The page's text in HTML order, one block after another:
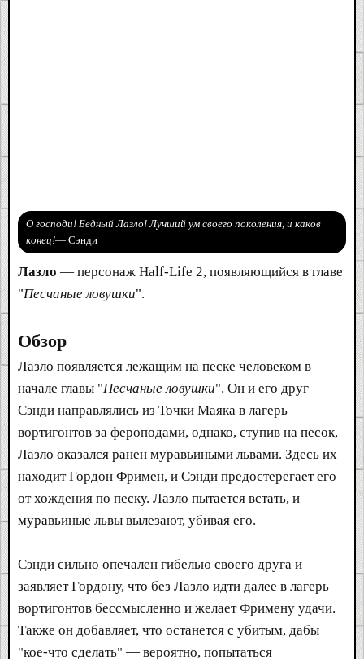
О господи! Бедный Лазло! Лучший ум своего поколения, и каков
конец!— Сэнди
Лазло — персонаж Half-Life 2, появляющийся в главе
"Песчаные ловушки".
Обзор
Лазло появляется лежащим на песке человеком в
начале главы "Песчаные ловушки". Он и его друг
Сэнди направлялись из Точки Маяка в лагерь
вортигонтов за фероподами, однако, ступив на песок,
Лазло оказался ранен муравьиными львами. Здесь их
находит Гордон Фримен, и Сэнди предостерегает его
от хождения по песку. Лазло пытается встать, и
муравьиные львы вылезают, убивая его.
Сэнди сильно опечален гибелью своего друга и
заявляет Гордону, что без Лазло идти далее в лагерь
вортигонтов бессмысленно и желает Фримену удачи.
Также он добавляет, что останется с убитым, дабы
"кое-что сделать" — вероятно, попытаться